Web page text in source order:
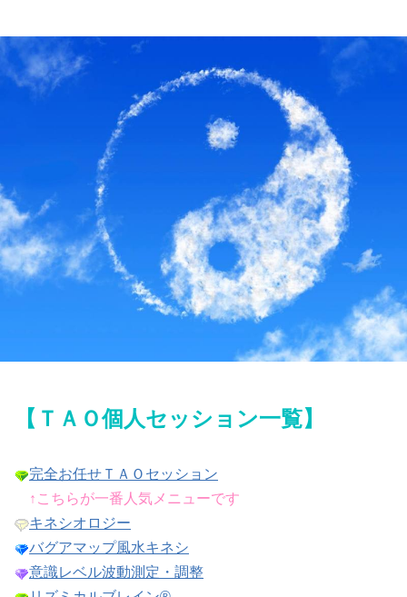
【ＴＡＯ個人セッション一覧】
完全お任せＴＡＯセッション
↑こちらが一番人気メニューです
キネシオロジー
バグアマップ風水キネシ
意識レベル波動測定・調整